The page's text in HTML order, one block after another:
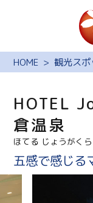
HOME 観光スポ
HOTEL
倉温泉
ほてる じょうがく
五感で感じる